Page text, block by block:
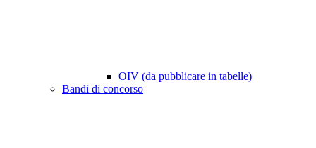
OIV (da pubblicare in tabelle)
Bandi di concorso